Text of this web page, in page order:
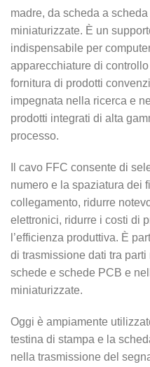
madre, da scheda a
miniaturizzate. È un
indispensabile per
apparecchiature di
fornitura di prodotti
impegnata nella ricerca e
prodotti integrati di alta
processo.
Il cavo FFC consente di
numero e la spaziatura dei
collegamento, ridurre
elettronici, ridurre i costi di
l’efficienza produttiva. È
di trasmissione dati tra
schede e schede PCB e
miniaturizzate.
Oggi è ampiamente
testina di stampa e la
nella trasmissione del